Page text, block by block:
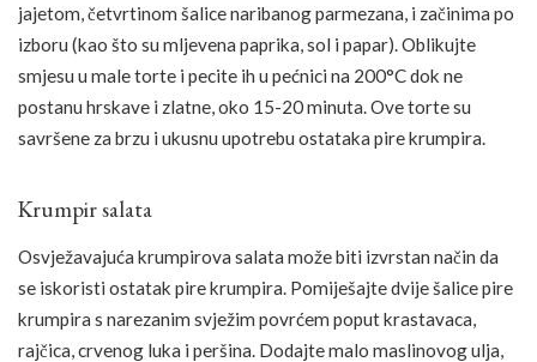
jajetom, četvrtinom šalice naribanog parmezana, i začinima po
izboru (kao što su mljevena paprika, sol i papar). Oblikujte
smjesu u male torte i pecite ih u pećnici na 200°C dok ne
postanu hrskave i zlatne, oko 15-20 minuta. Ove torte su
savršene za brzu i ukusnu upotrebu ostataka pire krumpira.
Krumpir salata
Osvježavajuća krumpirova salata može biti izvrstan način da
se iskoristi ostatak pire krumpira. Pomiješajte dvije šalice pire
krumpira s narezanim svježim povrćem poput krastavaca,
rajčica, crvenog luka i peršina. Dodajte malo maslinovog ulja,